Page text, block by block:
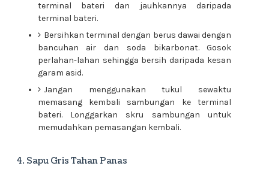
terminal bateri dan jauhkannya daripada
terminal bateri.
Bersihkan terminal dengan berus dawai dengan
bancuhan air dan soda bikarbonat. Gosok
perlahan-lahan sehingga bersih daripada kesan
garam asid.
Jangan menggunakan tukul sewaktu
memasang kembali sambungan ke terminal
bateri. Longgarkan skru sambungan untuk
memudahkan pemasangan kembali.
4. Sapu Gris Tahan Panas